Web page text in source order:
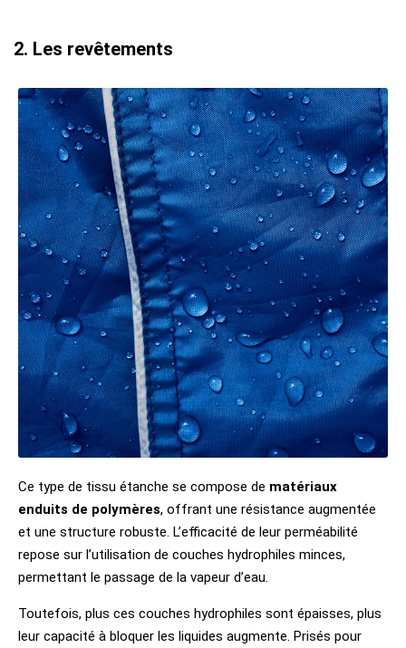
2. Les revêtements
Ce type de tissu étanche se compose de matériaux
enduits de polymères, offrant une résistance augmentée
et une structure robuste. L’efficacité de leur perméabilité
repose sur l’utilisation de couches hydrophiles minces,
permettant le passage de la vapeur d’eau.
Toutefois, plus ces couches hydrophiles sont épaisses, plus
leur capacité à bloquer les liquides augmente. Prisés pour